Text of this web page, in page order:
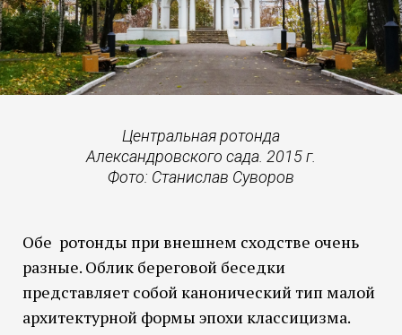
Центральная ротонда
Александровского сада. 2015 г.
Фото: Станислав Суворов
Обе ротонды при внешнем сходстве очень
разные. Облик береговой беседки
представляет собой канонический тип малой
архитектурной формы эпохи классицизма.